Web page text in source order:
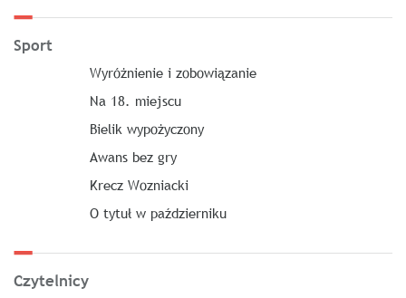
Sport
Wyróżnienie i zobowiązanie
Na 18. miejscu
Bielik wypożyczony
Awans bez gry
Krecz Wozniacki
O tytuł w październiku
Czytelnicy